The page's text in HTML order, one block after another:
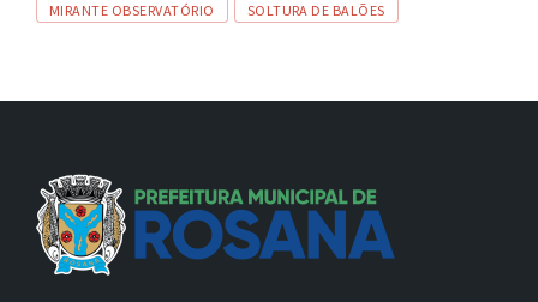
MIRANTE OBSERVATÓRIO
SOLTURA DE BALÕES